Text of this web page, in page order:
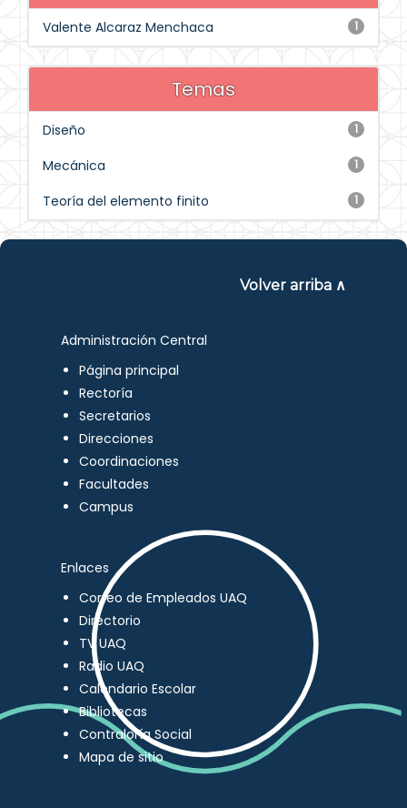
1
Valente Alcaraz Menchaca
Temas
1
Diseño
1
Mecánica
1
Teoría del elemento finito
Volver arriba ∧
Administración Central
Página principal
Rectoría
Secretarios
Direcciones
Coordinaciones
Facultades
Campus
Enlaces
Correo de Empleados UAQ
Directorio
TV UAQ
Radio UAQ
Calendario Escolar
Bibliotecas
Contraloría Social
Mapa de sitio